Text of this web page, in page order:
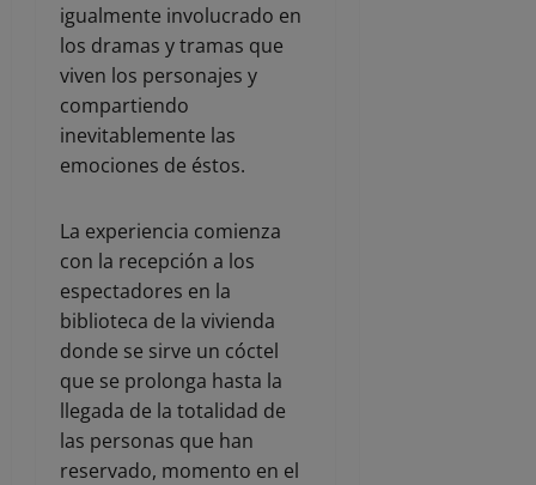
igualmente involucrado en
los dramas y tramas que
viven los personajes y
compartiendo
inevitablemente las
emociones de éstos.
La experiencia comienza
con la recepción a los
espectadores en la
biblioteca de la vivienda
donde se sirve un cóctel
que se prolonga hasta la
llegada de la totalidad de
las personas que han
reservado, momento en el